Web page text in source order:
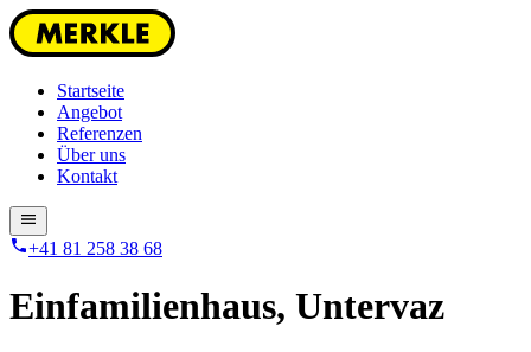
Startseite
Angebot
Referenzen
Über uns
Kontakt
+41 81 258 38 68
Einfamilienhaus, Untervaz